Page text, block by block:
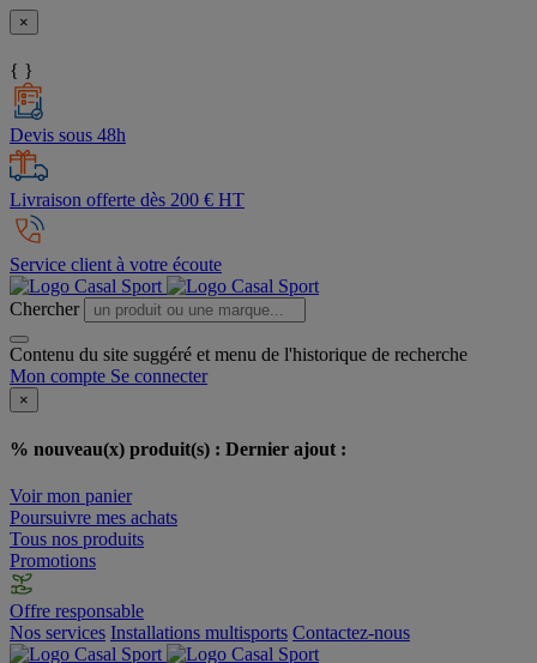
×
{ }
Devis sous 48h
Livraison offerte dès 200 € HT
Service client à votre écoute
Chercher
Contenu du site suggéré et menu de l'historique de recherche
Mon compte Se connecter
×
% nouveau(x) produit(s) : Dernier ajout :
Voir mon panier
Poursuivre mes achats
Tous nos produits
Promotions
Offre responsable
Nos services Installations multisports Contactez-nous